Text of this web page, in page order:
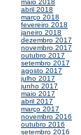
maio 2018
abril 2018
março 2018
fevereiro 2018
janeiro 2018
dezembro 2017
novembro 2017
outubro 2017
setembro 2017
agosto 2017
julho 2017
junho 2017
maio 2017
abril 2017
março 2017
novembro 2016
outubro 2016
setembro 2016